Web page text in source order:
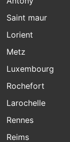
Saint maur
Lorient
Metz
Luxembourg
Rochefort
Larochelle
Rennes
Reims